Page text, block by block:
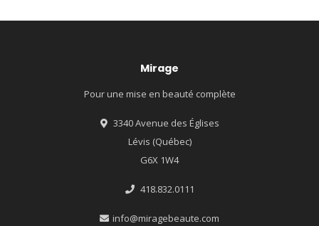
Mirage
Pour une mise en beauté complète
3340 Avenue des Églises
Lévis (Québec)
G6X 1W4
418.832.0111
info@miragebeaute.com